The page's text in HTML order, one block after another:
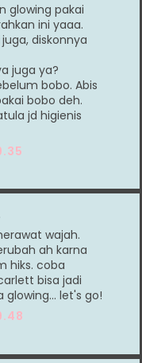
glowing pakai
ini yaaa.
diskonnya
juga ya?
bobo. Abis
bobo deh.
jd higienis
wajah.
ah karna
hiks. coba
bisa jadi
let's go!